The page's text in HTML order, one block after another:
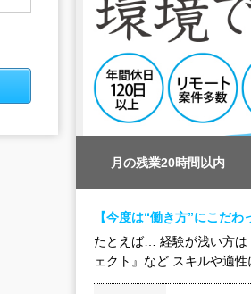
月の残業20時間以内
【今度は“働き方”にこだ
たとえば… 経験が浅い方は
ェクト』など スキルや適